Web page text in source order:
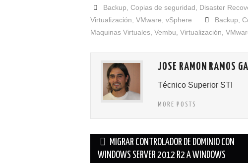
Backup ,Copias de seguridad Disaster
Virtualización VMware vSphere Backup ,
Maquinas Virtuales Vembu Virtualización
JOSE RAMON RAMOS
Técnico Superior STI
MORE POSTS
Navegación
de
MIGRAR CONTROLADOR DE DOMINIO CON
WINDOWS SERVER 2012 R2 A WINDOWS